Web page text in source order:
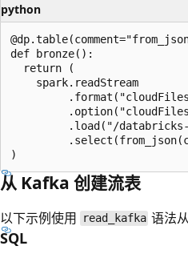
python
def bronze():
  return (
    spark.readStream
.load("/
从 Kafka 创建流表
以下示例使用 read_kafka 语法
SQL